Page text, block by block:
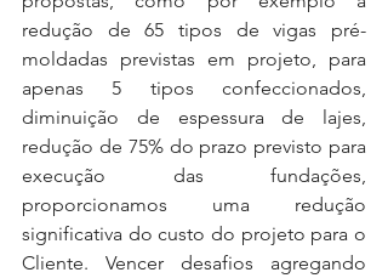
redução de 65 tipos de vigas pré-
moldadas previstas em projeto, para
apenas 5 tipos confeccionados,
diminuição de espessura de lajes,
redução de 75% do prazo previsto para
execução das fundações,
proporcionamos uma redução
significativa do custo do projeto para o
Cliente. Vencer desafios agregando